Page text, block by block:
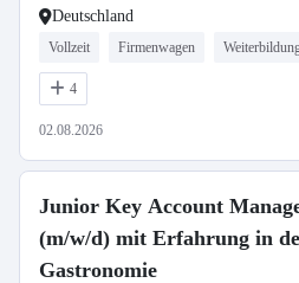
Deutschland
Vollzeit Firmenwagen
4
02.08.2026
Junior Key Account
(m/w/d) mit Erfahrung in
Gastronomie